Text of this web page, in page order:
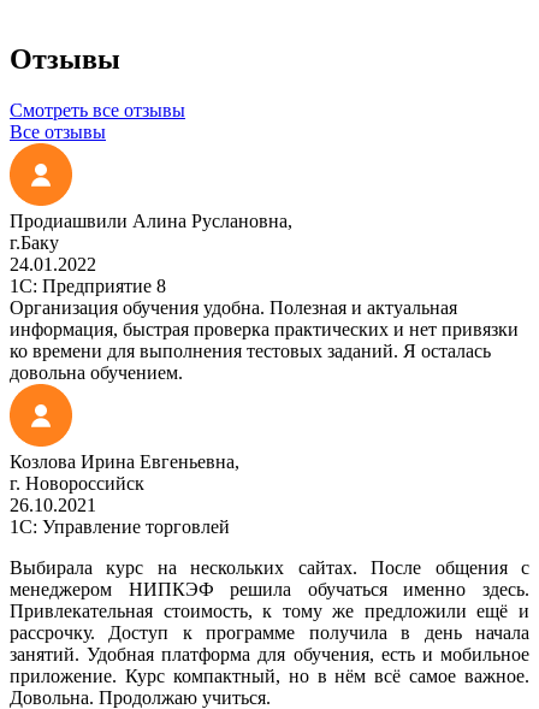
Отзывы
Смотреть все отзывы
Все отзывы
Продиашвили Алина Руслановна,
г.Баку
24.01.2022
1С: Предприятие 8
Организация обучения удобна. Полезная и актуальная
информация, быстрая проверка практических и нет привязки
ко времени для выполнения тестовых заданий. Я осталась
довольна обучением.
Козлова Ирина Евгеньевна,
г. Новороссийск
26.10.2021
1С: Управление торговлей
Выбирала курс на нескольких сайтах. После общения с
менеджером НИПКЭФ решила обучаться именно здесь.
Привлекательная стоимость, к тому же предложили ещё и
рассрочку. Доступ к программе получила в день начала
занятий. Удобная платформа для обучения, есть и мобильное
приложение. Курс компактный, но в нём всё самое важное.
Довольна. Продолжаю учиться.